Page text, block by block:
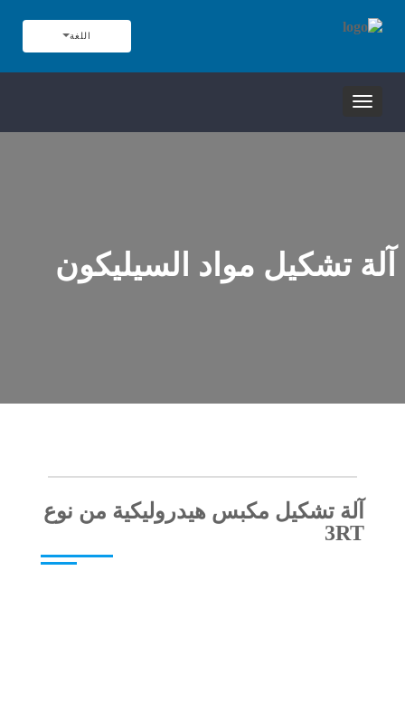
اللغة
آلة تشكيل مواد السيليكون
آلة تشكيل مكبس هيدروليكية من نوع
3RT